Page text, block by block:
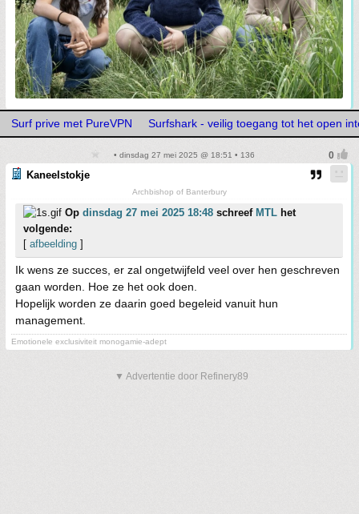
Surf prive met PureVPN Surfshark - veilig toegang tot het open
• dinsdag 27 mei 2025 @ 18:51 • 136
Kaneelstokje
Archbishop of Banterbury
Op dinsdag 27 mei 2025 18:48 schreef MTL het
volgende:
[ afbeelding ]
Ik wens ze succes, er zal ongetwijfeld veel over hen geschreven
gaan worden. Hoe ze het ook doen.
Hopelijk worden ze daarin goed begeleid vanuit hun
management.
Emotionele exclusiviteit monogamie-adept
▼ Advertentie door Refinery89